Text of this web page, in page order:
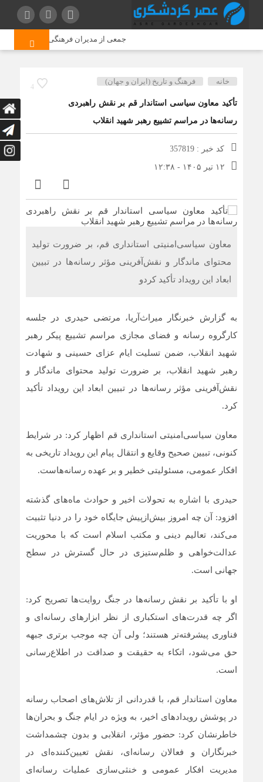
جمعی از مدیران فرهنگی و هنری از
4
خانه فرهنگ و تاریخ (ایران و جهان)
تأکید معاون سیاسی‌ استاندار قم بر نقش راهبردی
رسانه‌ها در مراسم تشییع رهبر شهید انقلاب
کد خبر : 357819
۱۲ تیر ۱۴۰۵ - ۱۲:۳۸
معاون سیاسی‌امنیتی استانداری قم، بر ضرورت تولید
محتوای ماندگار و نقش‌آفرینی مؤثر رسانه‌ها در تبیین
ابعاد این رویداد تأکید کردو
به گزارش خبرنگار میراث‌آریا، مرتضی حیدری در جلسه
کارگروه رسانه و فضای مجازی مراسم تشییع پیکر رهبر
شهید انقلاب، ضمن تسلیت ایام عزای حسینی و شهادت
رهبر شهید انقلاب، بر ضرورت تولید محتوای ماندگار و
نقش‌آفرینی مؤثر رسانه‌ها در تبیین ابعاد این رویداد تأکید
کرد.
معاون سیاسی‌امنیتی استانداری قم اظهار کرد: در شرایط
کنونی، تبیین صحیح وقایع و انتقال پیام این رویداد تاریخی به
افکار عمومی، مسئولیتی خطیر و بر عهده رسانه‌هاست.
حیدری با اشاره به تحولات اخیر و حوادث ماه‌های گذشته
افزود: آن چه امروز بیش‌ازپیش جایگاه خود را در دنیا تثبیت
می‌کند، تعالیم دینی و مکتب اسلام است که با محوریت
عدالت‌خواهی و ظلم‌ستیزی در حال گسترش در سطح
جهانی است.
او با تأکید بر نقش رسانه‌ها در جنگ روایت‌ها تصریح کرد:
اگر چه قدرت‌های استکباری از نظر ابزارهای رسانه‌ای و
فناوری پیشرفته‌تر هستند؛ ولی آن چه موجب برتری جبهه
حق می‌شود، اتکاء به حقیقت و صداقت در اطلاع‌رسانی
است.
معاون استاندار قم، با قدردانی از تلاش‌های اصحاب رسانه
در پوشش رویدادهای اخیر، به‌ ویژه در ایام جنگ و بحران‌ها
خاطرنشان کرد: حضور مؤثر، انقلابی و بدون چشمداشت
خبرنگاران و فعالان رسانه‌ای، نقش تعیین‌کننده‌ای در
مدیریت افکار عمومی و خنثی‌سازی عملیات رسانه‌ای